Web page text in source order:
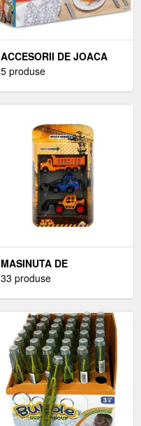
ACCESORII DE JOACA
BUCATARIA MEA
5 produse
MASINUTA DE
CONSTRUCTII DIN METAL
33 produse